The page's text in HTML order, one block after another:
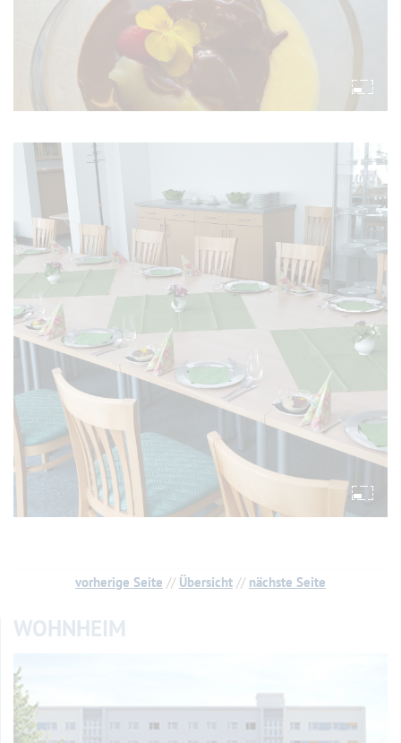
vorherige Seite // Übersicht // nächste Seite
WOHNHEIM